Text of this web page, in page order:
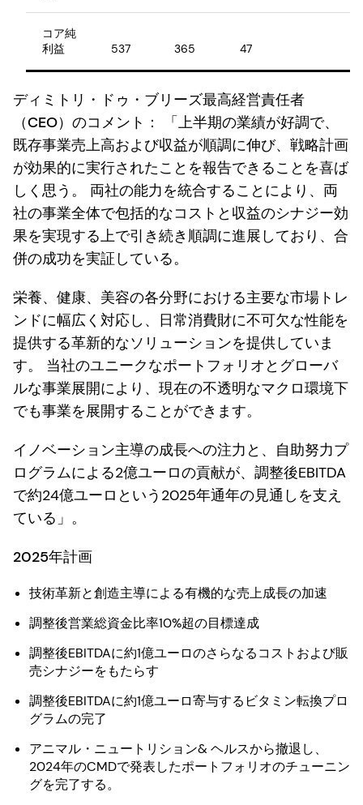
コア純
利益
537 365 47
ディミトリ・ドゥ・ブリーズ最高経営責任者
（CEO）のコメント：
「上半期の業績が好調で、
既存事業売上高および収益が順調に伸び、戦略計画
が効果的に実行されたことを報告できることを喜ば
しく思う。 両社の能力を統合することにより、両
社の事業全体で包括的なコストと収益のシナジー効
果を実現する上で引き続き順調に進展しており、合
併の成功を実証している。
栄養、健康、美容の各分野における主要な市場トレ
ンドに幅広く対応し、日常消費財に不可欠な性能を
提供する革新的なソリューションを提供していま
す。 当社のユニークなポートフォリオとグローバ
ルな事業展開により、現在の不透明なマクロ環境下
でも事業を展開することができます。
イノベーション主導の成長への注力と、自助努力プ
ログラムによる2億ユーロの貢献が、調整後EBITDA
で約24億ユーロという2025年通年の見通しを支え
ている」。
2025年計画
技術革新と創造主導による有機的な売上成長の加速
調整後営業総資金比率10%超の目標達成
調整後EBITDAに約1億ユーロのさらなるコストおよび販
売シナジーをもたらす
調整後EBITDAに約1億ユーロ寄与するビタミン転換プロ
グラムの完了
アニマル・ニュートリション& ヘルスから撤退し、
2024年のCMDで発表したポートフォリオのチューニン
グを完了する。